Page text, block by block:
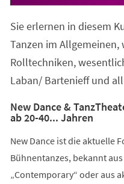
Sie erlernen in diesem
Tanzen im Allgemeinen,
Rolltechniken,
Laban/ Bartenieff und
New Dance &
ab 20-40... Jahren
New Dance ist die aktuelle
Bühnentanzes, bekannt
„Contemporary“ oder aus